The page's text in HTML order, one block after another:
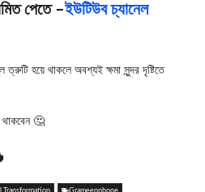
পেতে –ইউটিউব চ্যানেল
হয়ে থাকলে অবশ্যই ক্ষমা সুন্দর দৃষ্টিতে
🤔